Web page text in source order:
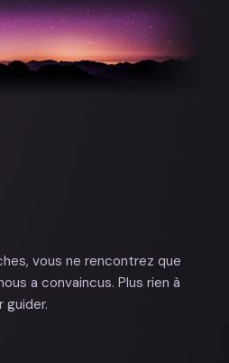
vous ne rencontrez que
a convaincus. Plus rien à
guider.